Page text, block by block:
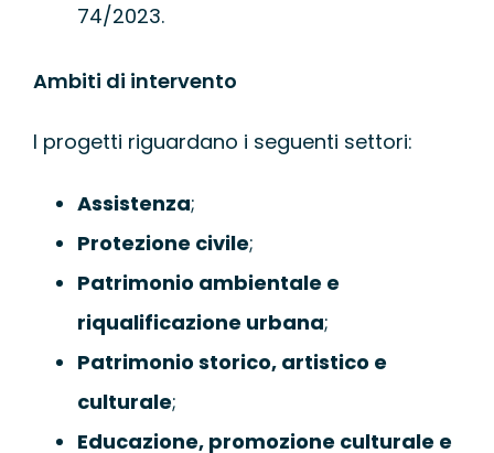
74/2023.
Ambiti di intervento
I progetti riguardano i seguenti settori:
Assistenza;
Protezione civile;
Patrimonio ambientale e
riqualificazione urbana;
Patrimonio storico, artistico e
culturale;
Educazione, promozione culturale e